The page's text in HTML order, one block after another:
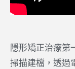
隱形矯正治療第
掃描建檔，透過